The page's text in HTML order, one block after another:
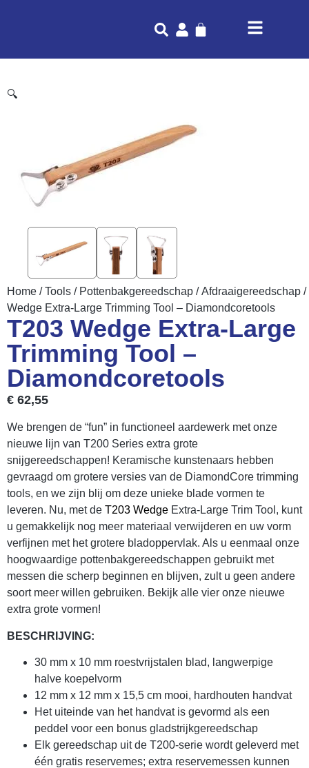
🔍
Home /Tools / Pottenbakgereedschap /Afdraaigereedschap /
Wedge Extra-Large Trimming Tool – Diamondcoretools
T203 Wedge Extra-Large
Trimming Tool –
Diamondcoretools
€ 62,55
We brengen de “fun” in functioneel aardewerk met onze
nieuwe lijn van T200 Series extra grote
snijgereedschappen! Keramische kunstenaars hebben
gevraagd om grotere versies van de DiamondCore trimming
tools, en we zijn blij om deze unieke blade vormen te
leveren. Nu, met de T203 Wedge Extra-Large Trim Tool, kunt
u gemakkelijk nog meer materiaal verwijderen en uw vorm
verfijnen met het grotere bladoppervlak. Als u eenmaal onze
hoogwaardige pottenbakgereedschappen gebruikt met
messen die scherp beginnen en blijven, zult u geen andere
soort meer willen gebruiken. Bekijk alle vier onze nieuwe
extra grote vormen!
BESCHRIJVING:
30 mm x 10 mm roestvrijstalen blad, langwerpige
halve koepelvorm
12 mm x 12 mm x 15,5 cm mooi, hardhouten handvat
Het uiteinde van het handvat is gevormd als een
peddel voor een bonus gladstrijkgereedschap
Elk gereedschap uit de T200-serie wordt geleverd met
één gratis reservemes; extra reservemessen kunnen